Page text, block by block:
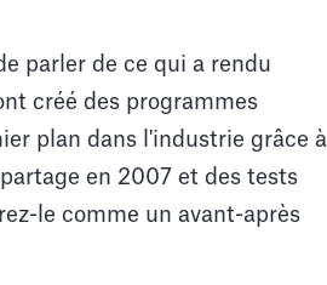
parler de ce qui a rendu
créé des programmes
plan dans l'industrie grâce à
en 2007 et des tests
le comme un avant-après